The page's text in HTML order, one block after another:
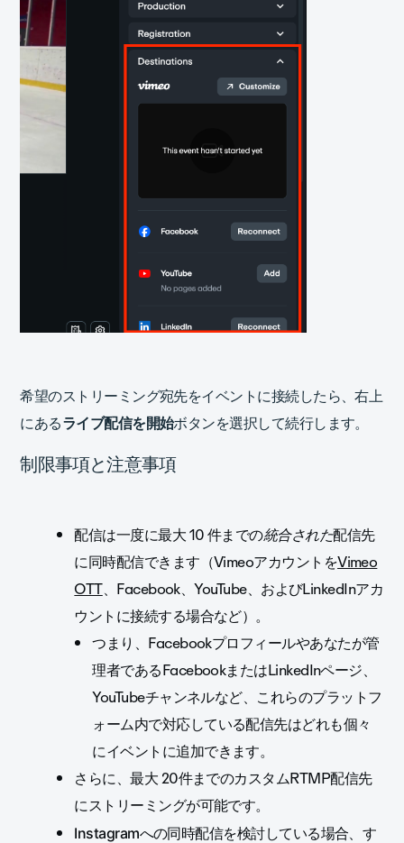
希望のストリーミング宛先をイベントに接続したら、右上
にあるライブ配信を開始ボタンを選択して続行します。
制限事項と注意事項
配信は一度に最大 10 件までの統合された配信先
に同時配信できます（VimeoアカウントをVimeo
OTT、Facebook、YouTube、およびLinkedInアカ
ウントに接続する場合など）。
つまり、Facebookプロフィールやあなたが管
理者であるFacebookまたはLinkedInページ、
YouTubeチャンネルなど、これらのプラットフ
ォーム内で対応している配信先はどれも個々
にイベントに追加できます。
さらに、最大 20件までのカスタムRTMP配信先
にストリーミングが可能です。
Instagramへの同時配信を検討している場合、す